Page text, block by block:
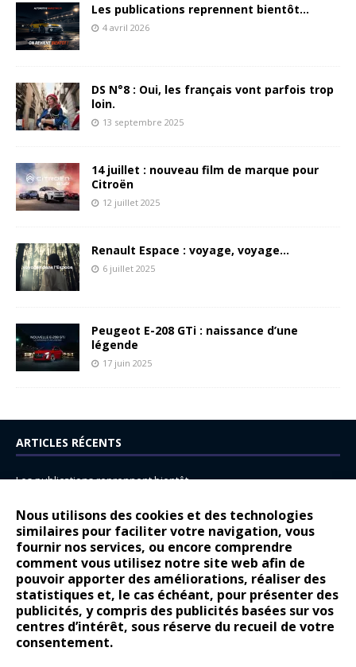
Nous utilisons des cookies et des technologies
similaires pour faciliter votre navigation, vous
fournir nos services, ou encore comprendre
comment vous utilisez notre site web afin de
pouvoir apporter des améliorations, réaliser des
statistiques et, le cas échéant, pour présenter des
publicités, y compris des publicités basées sur vos
centres d’intérêt, sous réserve du recueil de votre
consentement.
Les publications reprennent bientôt…
4 avril 2026
DS N°8 : Oui, les français vont parfois trop
loin.
13 septembre 2025
14 juillet : nouveau film de marque pour
Citroën
12 juillet 2025
Renault Espace : voyage, voyage…
6 juillet 2025
Peugeot E-208 GTi : naissance d’une
légende
17 juin 2025
ARTICLES RÉCENTS
Les publications reprennent bientôt…
14 juillet : nouveau film de marque pour Citroën
Renault Espace : voyage, voyage…
Peugeot E-208 GTi : naissance d’une légende
COMMENTAIRES RÉCENTS
Bernard Dardartdans